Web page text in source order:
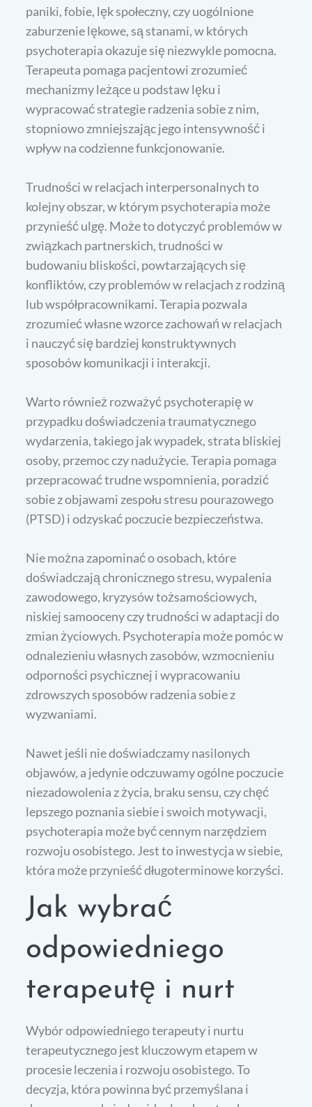
paniki, fobie, lęk społeczny, czy uogólnione
zaburzenie lękowe, są stanami, w których
psychoterapia okazuje się niezwykle pomocna.
Terapeuta pomaga pacjentowi zrozumieć
mechanizmy leżące u podstaw lęku i
wypracować strategie radzenia sobie z nim,
stopniowo zmniejszając jego intensywność i
wpływ na codzienne funkcjonowanie.
Trudności w relacjach interpersonalnych to
kolejny obszar, w którym psychoterapia może
przynieść ulgę. Może to dotyczyć problemów w
związkach partnerskich, trudności w
budowaniu bliskości, powtarzających się
konfliktów, czy problemów w relacjach z rodziną
lub współpracownikami. Terapia pozwala
zrozumieć własne wzorce zachowań w relacjach
i nauczyć się bardziej konstruktywnych
sposobów komunikacji i interakcji.
Warto również rozważyć psychoterapię w
przypadku doświadczenia traumatycznego
wydarzenia, takiego jak wypadek, strata bliskiej
osoby, przemoc czy nadużycie. Terapia pomaga
przepracować trudne wspomnienia, poradzić
sobie z objawami zespołu stresu pourazowego
(PTSD) i odzyskać poczucie bezpieczeństwa.
Nie można zapominać o osobach, które
doświadczają chronicznego stresu, wypalenia
zawodowego, kryzysów tożsamościowych,
niskiej samooceny czy trudności w adaptacji do
zmian życiowych. Psychoterapia może pomóc w
odnalezieniu własnych zasobów, wzmocnieniu
odporności psychicznej i wypracowaniu
zdrowszych sposobów radzenia sobie z
wyzwaniami.
Nawet jeśli nie doświadczamy nasilonych
objawów, a jedynie odczuwamy ogólne poczucie
niezadowolenia z życia, braku sensu, czy chęć
lepszego poznania siebie i swoich motywacji,
psychoterapia może być cennym narzędziem
rozwoju osobistego. Jest to inwestycja w siebie,
która może przynieść długoterminowe korzyści.
Jak wybrać
odpowiedniego
terapeutę i nurt
Wybór odpowiedniego terapeuty i nurtu
terapeutycznego jest kluczowym etapem w
procesie leczenia i rozwoju osobistego. To
decyzja, która powinna być przemyślana i